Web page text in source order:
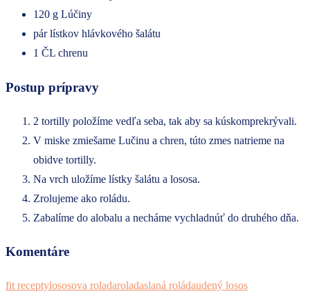
120 g Lúčiny
pár lístkov hlávkového šalátu
1 ČL chrenu
Postup prípravy
2 tortilly položíme vedľa seba, tak aby sa kúskomprekrývali.
V miske zmiešame Lučinu a chren, túto zmes natrieme na
obidve tortilly.
Na vrch uložíme lístky šalátu a lososa.
Zrolujeme ako roládu.
Zabalíme do alobalu a necháme vychladnúť do druhého dňa.
Komentáre
fit receptylososova roladaroladaslaná roládaudený losos